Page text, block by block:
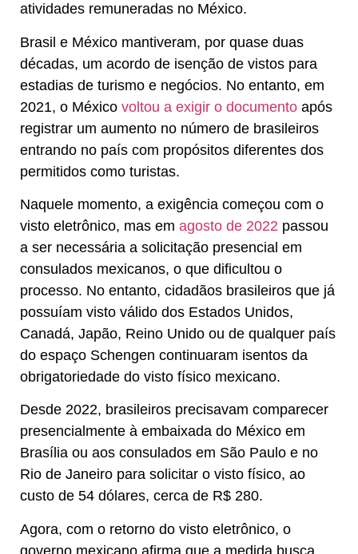
atividades remuneradas no México.
Brasil e México mantiveram, por quase duas
décadas, um acordo de isenção de vistos para
estadias de turismo e negócios. No entanto, em
2021, o México voltou a exigir o documento após
registrar um aumento no número de brasileiros
entrando no país com propósitos diferentes dos
permitidos como turistas.
Naquele momento, a exigência começou com o
visto eletrônico, mas em agosto de 2022 passou
a ser necessária a solicitação presencial em
consulados mexicanos, o que dificultou o
processo. No entanto, cidadãos brasileiros que já
possuíam visto válido dos Estados Unidos,
Canadá, Japão, Reino Unido ou de qualquer país
do espaço Schengen continuaram isentos da
obrigatoriedade do visto físico mexicano.
Desde 2022, brasileiros precisavam comparecer
presencialmente à embaixada do México em
Brasília ou aos consulados em São Paulo e no
Rio de Janeiro para solicitar o visto físico, ao
custo de 54 dólares, cerca de R$ 280.
Agora, com o retorno do visto eletrônico, o
governo mexicano afirma que a medida busca